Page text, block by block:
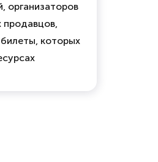
организаторов
продавцов,
которых